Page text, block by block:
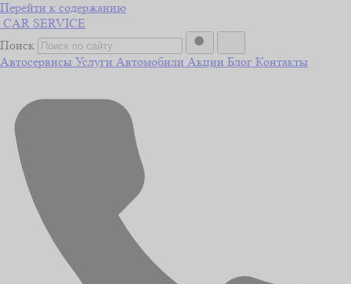
Перейти к содержанию
CAR SERVICE
Поиск
Автосервисы Услуги Автомобили Акции Блог Контакты